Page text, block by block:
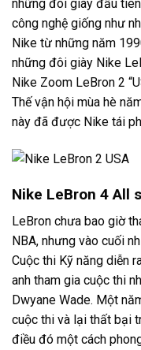
những đôi giày đầu
công nghệ giống như
Nike từ những năm
những đôi giày Nike
Nike Zoom LeBron 2
Thế vận hội mùa hè
này đã được Nike tái
Nike LeBron 4 All
LeBron chưa bao giờ
NBA, nhưng vào cuối
Cuộc thi Kỹ năng diễn
anh tham gia cuộc thi
Dwyane Wade. Một
cuộc thi và lại thất bại
điều đó một cách